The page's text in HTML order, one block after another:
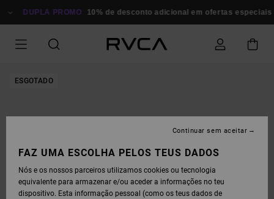
PARA
DUPLA PROMO 10% de desconto adicional em ofertas especiais
ESGOTADO
FAZ UMA ESCOLHA PELOS TEUS DADOS
Nós e os nossos parceiros utilizamos cookies ou tecnologia
equivalente para armazenar e/ou aceder a informações no teu
dispositivo. Esta informação pessoal (como os teus dados de
Continuar sem aceitar